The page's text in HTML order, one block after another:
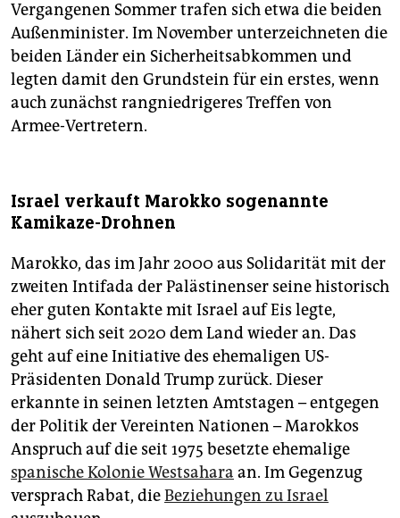
Vergangenen Sommer trafen sich etwa die beiden
Außenminister. Im November unterzeichneten die
beiden Länder ein Sicherheitsabkommen und
legten damit den Grundstein für ein erstes, wenn
auch zunächst rang­niedrigeres Treffen von
Armee-Vertretern.
Israel verkauft Marokko sogenannte
Kamikaze-Drohnen
Marokko, das im Jahr 2000 aus Solidarität mit der
zweiten Intifada der Palästinenser seine historisch
eher guten Kontakte mit Israel auf Eis legte,
nähert sich seit 2020 dem Land wieder an. Das
geht auf eine Initiative des ehemaligen US-
Präsidenten Donald Trump zurück. Dieser
erkannte in seinen letzten Amtstagen – entgegen
der Politik der Vereinten Nationen – Marokkos
Anspruch auf die seit 1975 besetzte ehemalige
spanische Kolonie Westsahara an. Im Gegenzug
versprach Rabat, dieBeziehungen zu Israel